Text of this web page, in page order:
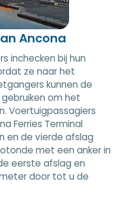
Ancona
inchecken bij hun
ze naar het
kunnen de
om het
Voertuigpassagiers
Ferries Terminal
en de vierde afslag
met een anker in
eerste afslag en
door tot u de